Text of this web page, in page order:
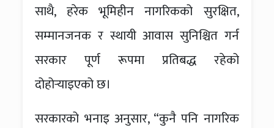
साथै, हरेक भूमिहीन नागरिकको सुरक्षित,
सम्मानजनक र स्थायी आवास सुनिश्चित गर्न
सरकार पूर्ण रूपमा प्रतिबद्ध रहेको
दोहोर्‍याइएको छ।
सरकारको भनाइ अनुसार, “कुनै पनि नागरिक